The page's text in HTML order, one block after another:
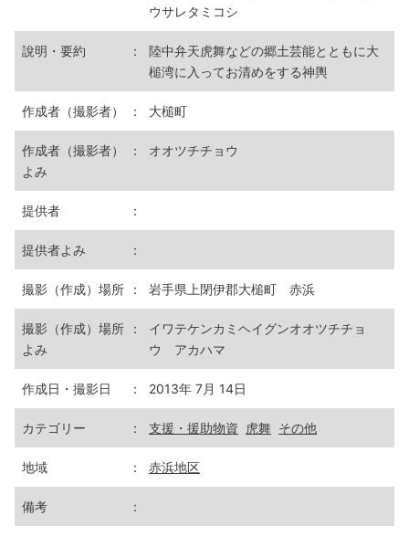
ウサレタミコシ
說明・要約 ：
陸中弁天虎舞などの郷土芸能とともに大
槌湾に入ってお清めをする神輿
作成者（撮影者） ： 大槌町
作成者（撮影者）
よみ
： オオツチチョウ
提供者 ：
提供者よみ ：
撮影（作成）場所 ： 岩手県上閉伊郡大槌町 赤浜
撮影（作成）場所
よみ
：
イワテケンカミヘイグンオオツチチョ
ウ アカハマ
作成日・撮影日 ： 2013年 7月 14日
カテゴリー ： 支援・援助物資 虎舞 その他
地域 ： 赤浜地区
備考 ：